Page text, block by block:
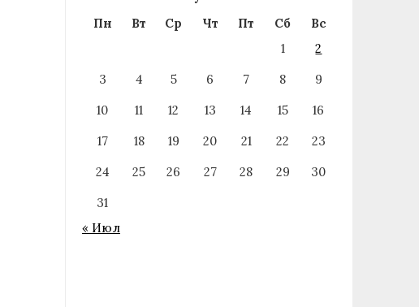
Пн Вт Ср Чт Пт Сб
Вс
1
2
3
4 5 6 7 8
9
10
11 12 13 14 15
16
17
18 19 20 21 22
23
24
25 26 27 28 29
30
31
« Июл